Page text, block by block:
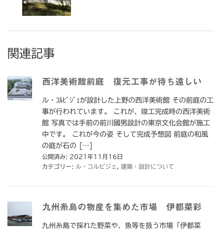
関連記事
西洋美術館前庭 復元工事が待ち遠しい
ル・ｺﾙﾋﾞｼﾞｪが設計した上野の西洋美術館 その前庭の工
事が行われています。 これが、竣工完成時の西洋美術
館 写真では手前の前川國男設計の東京文化会館が施工
中です。 これが今の姿 そして完成予想図 前庭の和風
の庭が石の […]
公開済み: 2021年11月16日
カテゴリー: ル・コルビジェ 建築・設計について
九州糸島の物産を集めた市場 伊都菜彩
九州糸島で採れた野菜や、魚等を扱う市場「伊都菜